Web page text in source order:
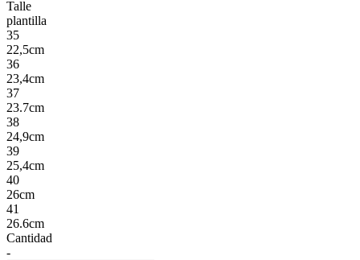
Talle
plantilla
35
22,5cm
36
23,4cm
37
23.7cm
38
24,9cm
39
25,4cm
40
26cm
41
26.6cm
Cantidad
-